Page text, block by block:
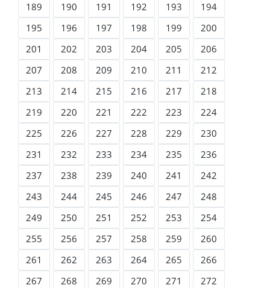
189
190 191 192 193
194
195
196 197 198 199
200
201
202 203 204 205
206
207
208 209 210 211
212
213
214 215 216 217
218
219
220 221 222 223
224
225
226 227 228 229
230
231
232 233 234 235
236
237
238 239 240 241
242
243
244 245 246 247
248
249
250 251 252 253
254
255
256 257 258 259
260
261
262 263 264 265
266
267
268 269 270 271
272